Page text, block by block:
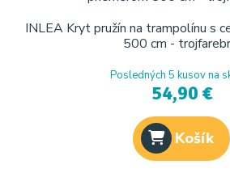
INLEA Kryt pružín na trampolínu s
500 cm -
Posledných 5 kusov na
54,90 €
Košík